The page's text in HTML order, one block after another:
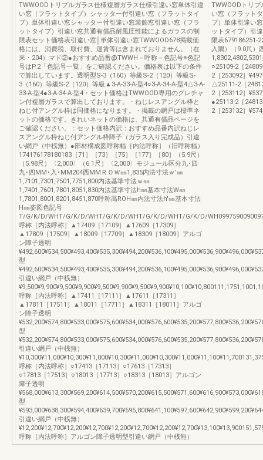
TWWOODトリプルガラス仕様複層ガラス仕様引違い窓単体引違
い窓（フラットタイプ）シャッター付引違い窓（フラットタイ
プ）単体引違い窓シャッター付引違い窓装飾窓引違い窓（フラ
ットタイプ）引違い窓共通有償品耐風圧性能によるガラスの制
限表セット価格表引違い窓│単体引違い窓TWWOOD678掲載価
格には、消費税、取付費、運賃等は含まれておりません。（在
来・204）マド②●おすすめ品番@TWWH－呼称－色記号※色記
号はP.2「色記号一覧」をご確認ください。価格表は以下の条件
で算出しています。透明型S-3（160）等級S-2（120）等級S-
3（160）等級S-2（120）等級▲3-A-33-A-型4○3-A-34-A-型4△3-A-
33-A-型4●3-A-34-A-型4・セット価格はTWWOOD専用のグレチャ
ン付複層ガラスで算出しております。・ねじレスアングル枠と
ねじ付アングル枠は同価格になります。・掲載の網戸は標準ネ
ットの価格です。きれいネットの価格は、共通有償品ページを
ご確認ください。：セット価格内訳：おすすめ品番内訳ねじレ
スアングル枠ねじ付アングル枠障子（ガラス入り完成品）引違
い網戸（中桟無）●部材構成図呼称幅［内法呼称］（旧呼称幅）
174176178180183［71］［73］［75］［177］［80］（5.9尺）
（5.98尺）〈2,000〉（6.1尺）〈2,000〉モジュール区分九･四
九･四MM･入･MM204西MMＲＯＷ㎜1,835内法寸法ｗ’㎜
1,7101,7301,7501,7751,800内法基準寸法ｗ㎜
1,7401,7601,7801,8051,830内法基準寸法h㎜基本寸法W㎜
1,7801,8001,8201,8451,870呼称高ROH㎜内法寸法h'㎜基本寸法
H㎜姿図色記号
T/G/K/D/WHT/G/K/D/WHT/G/K/D/WHT/G/K/D/WHT/G/K/D/
呼称［内法呼称］▲17409［17109］▲17609［17309］
▲17809［17509］▲18009［17709］▲18309［18009］アルゴ
ン障子透明
型
引違い網戸（中桟無）
呼称［内法呼称］▲17411［17111］▲17611［17311］
▲17811［17511］▲18011［17711］▲18311［18011］アルゴ
ン障子透明
型
引違い網戸（中桟無）
呼称［内法呼称］○17413［17113］○17613［17313］
○17813［17513］○18013［17713］○18313［18013］アルゴン
障子透明
型
引違い網戸（中桟無）
呼称［内法呼称］アルゴン障子透明型引違い網戸（中桟無）
TWWOODトリ
い窓（フラット
プ）単体引違い
ットタイプ）引
限表679186251-
入隅）（9.0尺）
○25109-2［
2［253092］
△25111-2［
2［253112］
●25113-2［
2［253132］